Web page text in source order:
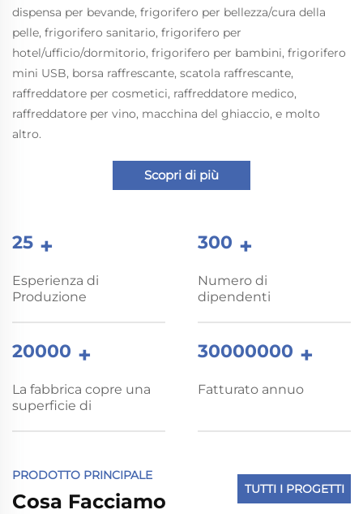
dispensa per bevande, frigorifero per bellezza/cura della
pelle, frigorifero sanitario, frigorifero per
hotel/ufficio/dormitorio, frigorifero per bambini, frigorifero
mini USB, borsa raffrescante, scatola raffrescante,
raffreddatore per cosmetici, raffreddatore medico,
raffreddatore per vino, macchina del ghiaccio, e molto
altro.
Scopri di più
25 +
Esperienza di
Produzione
300 +
Numero di
dipendenti
20000 +
La fabbrica copre una
superficie di
30000000 +
Fatturato annuo
PRODOTTO PRINCIPALE
Cosa Facciamo
TUTTI I PROGETTI